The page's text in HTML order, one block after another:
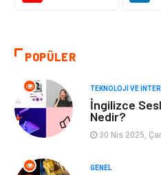
Giyim
Mobilya Emlak
POPÜLER
TEKNOLOJI VE
İngilizce
Nedir?
30 Nis 2025, Çar
GENEL